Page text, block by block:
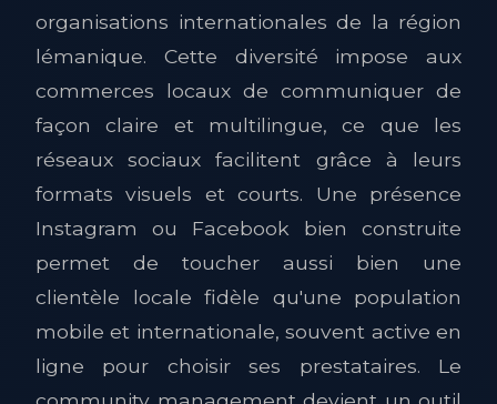
organisations internationales de la région
lémanique. Cette diversité impose aux
commerces locaux de communiquer de
façon claire et multilingue, ce que les
réseaux sociaux facilitent grâce à leurs
formats visuels et courts. Une présence
Instagram ou Facebook bien construite
permet de toucher aussi bien une
clientèle locale fidèle qu'une population
mobile et internationale, souvent active en
ligne pour choisir ses prestataires. Le